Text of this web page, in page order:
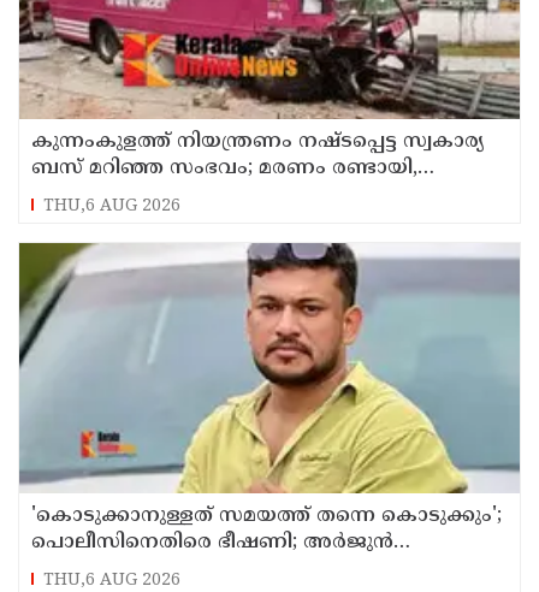
കുന്നംകുളത്ത് നിയന്ത്രണം നഷ്ടപ്പെട്ട സ്വകാര്യ
ബസ് മറിഞ്ഞ സംഭവം; മരണം രണ്ടായി,
എട്ടുപേർക്ക് പരിക്ക്
THU,6 AUG 2026
'കൊടുക്കാനുള്ളത് സമയത്ത് തന്നെ കൊടുക്കും';
പൊലീസിനെതിരെ ഭീഷണി; അർജുൻ
ആയങ്കിക്കെതിരെ കേസെടുത്തു
THU,6 AUG 2026